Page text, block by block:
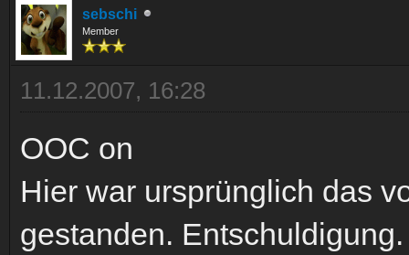
sebschi
Member
11.12.2007, 16:28
OOC on
Hier war ursprünglich das
gestanden. Entschuldigung.